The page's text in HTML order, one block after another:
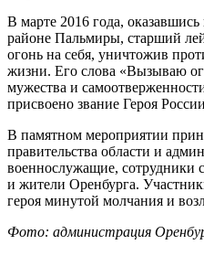
В марте 2016 года,
районе Пальмиры, старший
огонь на себя, уничтожив
жизни. Его слова «Вызываю
мужества и
присвоено звание Героя
В памятном мероприятии
правительства области и
военнослужащие, сотрудники
и жители Оренбурга.
героя минутой молчания и
Фото: администрация